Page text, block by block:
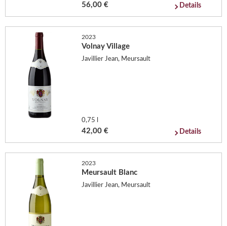
56,00 € Details
2023
Volnay Village
Javillier Jean, Meursault
0,75 l
42,00 € Details
2023
Meursault Blanc
Javillier Jean, Meursault